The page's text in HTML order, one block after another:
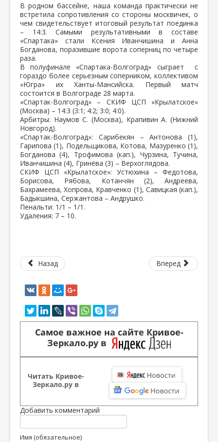
В родном бассейне, наша команда практически не
встретила сопротивления со стороны москвичек, о
чем свидетельствует итоговый результат поединка
– 14:3. Самыми результативными в составе
«Спартака» стали Ксения Иванчишина и Анна
Богданова, поразившие ворота соперниц по четыре
раза.
В полуфинале «Спартака-Волгоград» сыграет с
гораздо более серьезным соперником, коллективом
«Югра» их Ханты-Мансийска. Первый матч
состоится в Волгограде 28 марта.
«Спартак-Волгоград» – СКИФ ЦСП «Крылатское»
(Москва) – 14:3 (3:1; 4:2; 3:0; 4:0).
Арбитры: Наумов С. (Москва), Крапивин А. (Нижний
Новгород).
«Спартак-Волгоград»: Сарибекян – Антонова (1),
Гарипова (1), Подельщикова, Котова, Мазуренко (1),
Богданова (4), Трофимова (кап.), Чурзина, Тучина,
Иванчишина (4), Гринёва (3) – Верхоглядова.
СКИФ ЦСП «Крылатское»: Устюхина – Федотова,
Борисова, Рябова, Котанчян (2), Андреева,
Бахрамеева, Хопрова, Кравченко (1), Савицкая (кап.),
Бадыкшина, Сержантова – Андрушко.
Пенальти: 1/1 – 1/1.
Удаления: 7 – 10.
Назад Вперед
Самое важное на сайте Кривое-
Зеркало.ру в
Читать Кривое-
Зеркало.ру в
Добавить комментарий
Имя (обязательное)